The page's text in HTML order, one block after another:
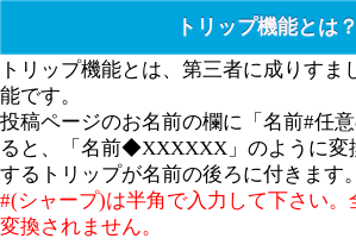
トリップ機能とは？
トリップ機能とは、第三者に成りすま
能です。
投稿ページのお名前の欄に「名前#任
ると、「名前◆XXXXXX」のように変
するトリップが名前の後ろに付きます。
#(シャープ)は半角で入力して下さい。
変換されません。